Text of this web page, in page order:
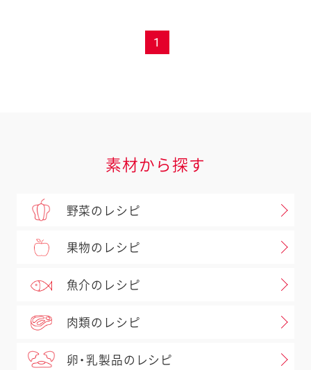
1
素材から探す
野菜のレシピ
果物のレシピ
魚介のレシピ
肉類のレシピ
卵・乳製品のレシピ